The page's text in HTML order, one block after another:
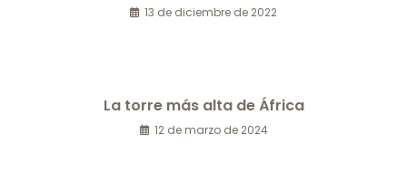
13 de diciembre de 2022
La torre más alta de África
12 de marzo de 2024